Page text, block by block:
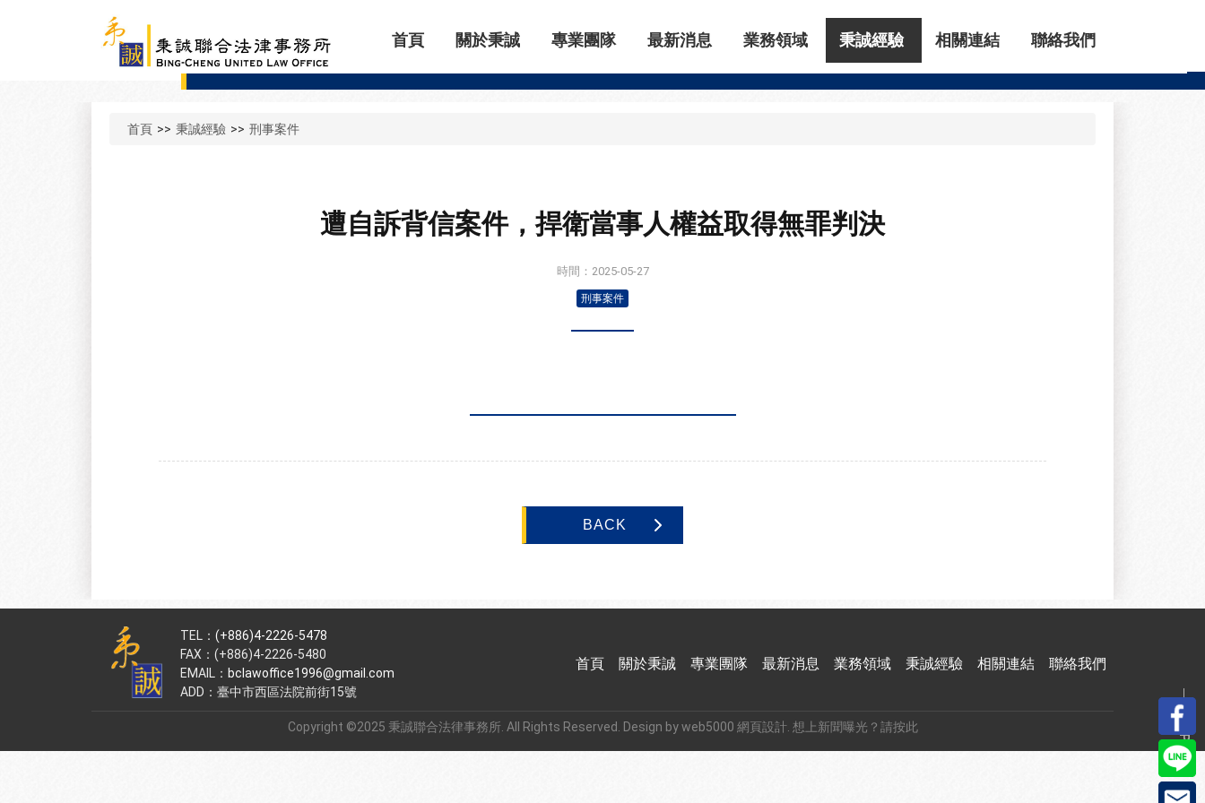
首頁 關於秉誠 專業團隊 最新消息 業務領域 秉誠經驗 相關連結 聯絡我們
刑事案件
首頁 >> 秉誠經驗 >> 刑事案件
遭自訴背信案件，捍衛當事人權益取得無罪判決
時間：2025-05-27
刑事案件
BACK
TEL：(+886)4-2226-5478
FAX：(+886)4-2226-5480
EMAIL： bclawoffice1996@gmail.com
ADD：臺中市西區法院前街15號
首頁 關於秉誠 專業團隊 最新消息 業務領域 秉誠經驗 相關連結 聯絡我們
Copyright ©2025 秉誠聯合法律事務所. All Rights Reserved. Design by web5000 網頁設計. 想上新聞曝光？請按此 TOP